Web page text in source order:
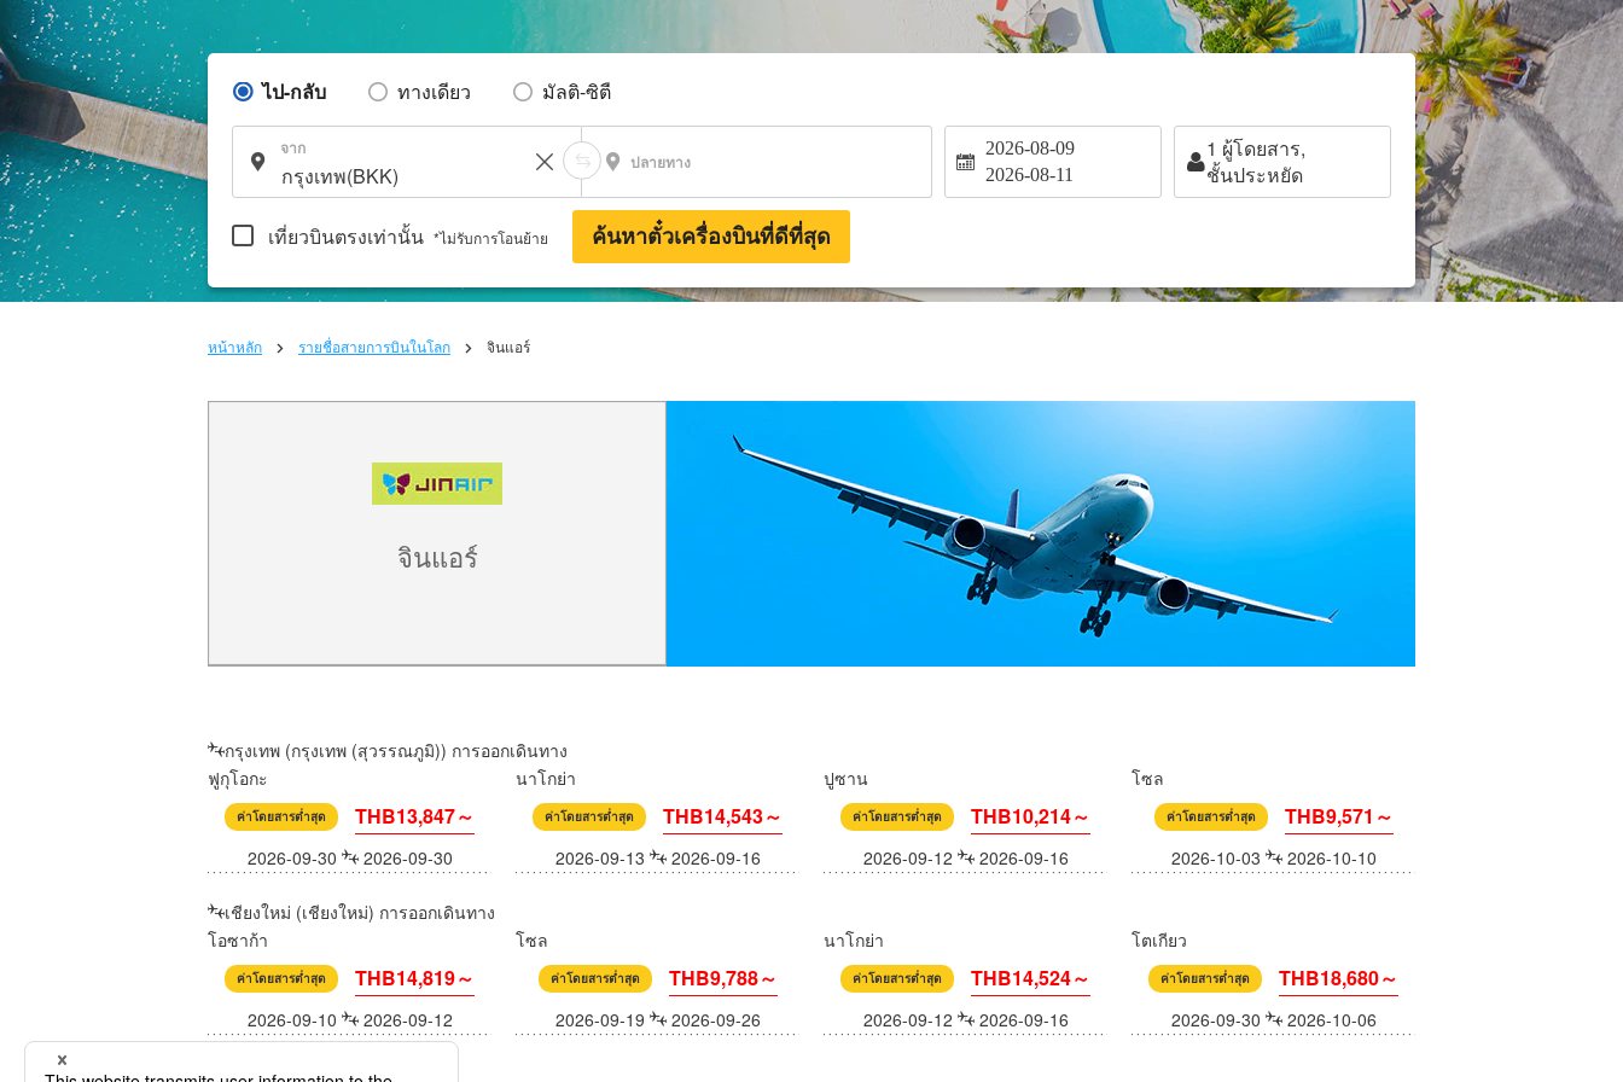
ไป-กลับ ทางเดียว มัลติ-ซิตี้
จาก
ปลายทาง
2026-08-09
2026-08-11
1 ผู้โดยสาร,
ชั้นประหยัด
เที่ยวบินตรงเท่านั้น *ไม่รับการโอนย้าย ค้นหาตั๋วเครื่องบินที่ดีที่สุด
หน้าหลัก รายชื่อสายการบินในโลก จินแอร์
จินแอร์
กรุงเทพ (กรุงเทพ (สุวรรณภูมิ)) การออกเดินทาง
ฟูกุโอกะ
ค่าโดยสารต่ำสุด THB13,847～
2026-09-30 2026-09-30
นาโกย่า
ค่าโดยสารต่ำสุด THB14,543～
2026-09-13 2026-09-16
ปูซาน
ค่าโดยสารต่ำสุด THB10,214～
2026-09-12 2026-09-16
โซล
ค่าโดยสารต่ำสุด THB9,571～
2026-10-03 2026-10-10
เชียงใหม่ (เชียงใหม่) การออกเดินทาง
โอซาก้า
ค่าโดยสารต่ำสุด THB14,819～
2026-09-10 2026-09-12
โซล
ค่าโดยสารต่ำสุด THB9,788～
2026-09-19 2026-09-26
นาโกย่า
ค่าโดยสารต่ำสุด THB14,524～
2026-09-12 2026-09-16
โตเกียว
ค่าโดยสารต่ำสุด THB18,680～
2026-09-30 2026-10-06